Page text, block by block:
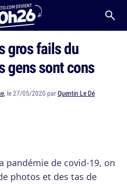
gros fails du
gens sont cons
, le 27/05/2020 parQuentin Le Dé
pandémie de covid-19, on
photos et des tas de